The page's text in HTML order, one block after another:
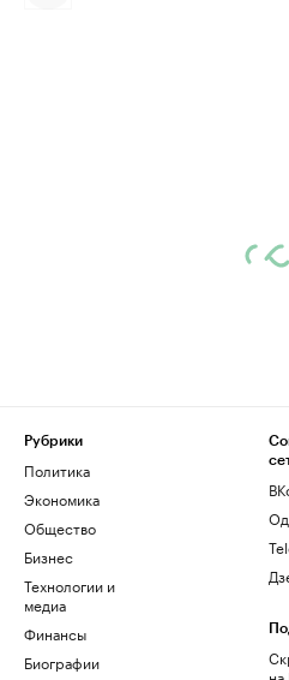
Рубрики
Политика
Экономика
Общество
Бизнес
Технологии и
медиа
Финансы
Биографии